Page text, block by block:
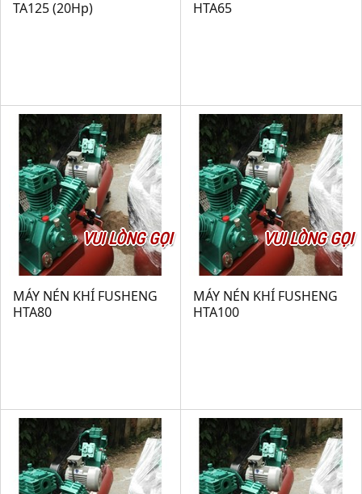
TA125 (20Hp)
HTA65
VUI LÒNG GỌI
MÁY NÉN KHÍ FUSHENG
HTA80
VUI LÒNG GỌI
MÁY NÉN KHÍ FUSHENG
HTA100